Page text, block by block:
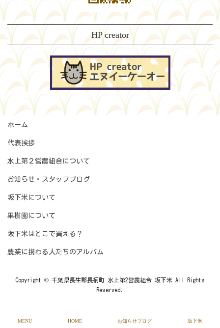
HP creator
ホーム
代表挨拶
水上第２営農組合について
お知らせ・スタッフブログ
坂下米について
果樹園について
坂下米はどこで買える？
農業に携わる人たちのアルバム
Copyright © 千葉県長生郡長柄町 水上第2営農組合 坂下米 All Rights
Reserved.
MENU HOME お知らせブログ 坂下米